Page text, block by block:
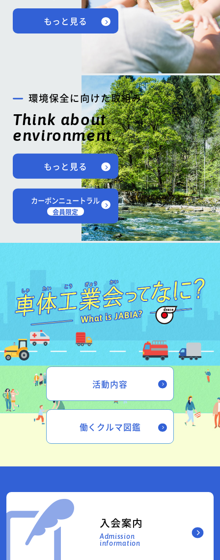
もっと見る
環境保全に向けた取組み
Think about
environment.
もっと見る
カーボンニュートラル
会員限定
活動内容
働くクルマ図鑑
入会案内
Admission
information